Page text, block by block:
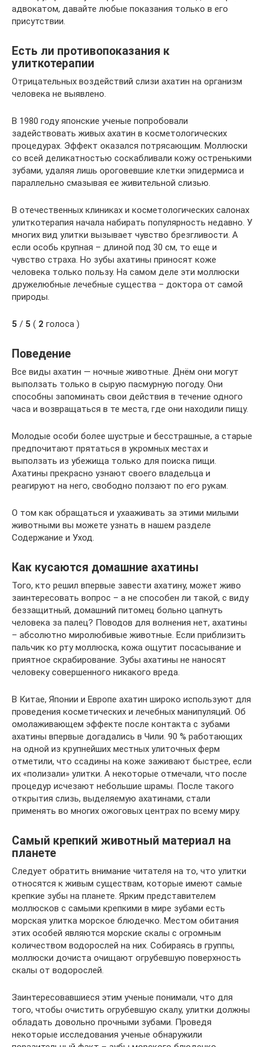
адвокатом, давайте любые показания только в его
присутствии.
Есть ли противопоказания к
улиткотерапии
Отрицательных воздействий слизи ахатин на организм
человека не выявлено.
В 1980 году японские ученые попробовали
задействовать живых ахатин в косметологических
процедурах. Эффект оказался потрясающим. Моллюски
со всей деликатностью соскабливали кожу остренькими
зубами, удаляя лишь ороговевшие клетки эпидермиса и
параллельно смазывая ее живительной слизью.
В отечественных клиниках и косметологических салонах
улиткотерапия начала набирать популярность недавно. У
многих вид улитки вызывает чувство брезгливости. А
если особь крупная – длиной под 30 см, то еще и
чувство страха. Но зубы ахатины приносят коже
человека только пользу. На самом деле эти моллюски
дружелюбные лечебные существа – доктора от самой
природы.
5 / 5 ( 2 голоса )
Поведение
Все виды ахатин — ночные животные. Днём они могут
выползать только в сырую пасмурную погоду. Они
способны запоминать свои действия в течение одного
часа и возвращаться в те места, где они находили пищу.
Молодые особи более шустрые и бесстрашные, а старые
предпочитают прятаться в укромных местах и
выползать из убежища только для поиска пищи.
Ахатины прекрасно узнают своего владельца и
реагируют на него, свободно ползают по его рукам.
О том как обращаться и ухааживать за этими милыми
животными вы можете узнать в нашем разделе
Содержание и Уход.
Как кусаются домашние ахатины
Того, кто решил впервые завести ахатину, может живо
заинтересовать вопрос – а не способен ли такой, с виду
беззащитный, домашний питомец больно цапнуть
человека за палец? Поводов для волнения нет, ахатины
– абсолютно миролюбивые животные. Если приблизить
пальчик ко рту моллюска, кожа ощутит посасывание и
приятное скрабирование. Зубы ахатины не наносят
человеку совершенного никакого вреда.
В Китае, Японии и Европе ахатин широко используют для
проведения косметических и лечебных манипуляций. Об
омолаживающем эффекте после контакта с зубами
ахатины впервые догадались в Чили. 90 % работающих
на одной из крупнейших местных улиточных ферм
отметили, что ссадины на коже заживают быстрее, если
их «полизали» улитки. А некоторые отмечали, что после
процедур исчезают небольшие шрамы. После такого
открытия слизь, выделяемую ахатинами, стали
применять во многих ожоговых центрах по всему миру.
Самый крепкий животный материал на
планете
Следует обратить внимание читателя на то, что улитки
относятся к живым существам, которые имеют самые
крепкие зубы на планете. Ярким представителем
моллюсков с самыми крепкими в мире зубами есть
морская улитка морское блюдечко. Местом обитания
этих особей являются морские скалы с огромным
количеством водорослей на них. Собираясь в группы,
моллюски дочиста очищают огрубевшую поверхность
скалы от водорослей.
Заинтересовавшиеся этим ученые понимали, что для
того, чтобы очистить огрубевшую скалу, улитки должны
обладать довольно прочными зубами. Проведя
некоторые исследования ученые обнаружили